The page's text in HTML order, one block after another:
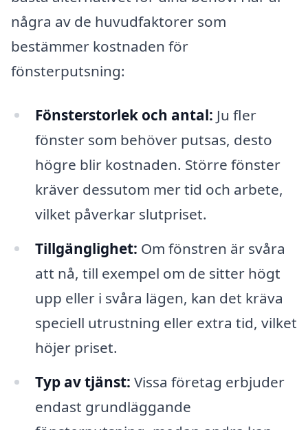
några av de huvudfaktorer som
bestämmer kostnaden för
fönsterputsning:
Fönsterstorlek och antal: Ju fler
fönster som behöver putsas, desto
högre blir kostnaden. Större fönster
kräver dessutom mer tid och arbete,
vilket påverkar slutpriset.
Tillgänglighet: Om fönstren är svåra
att nå, till exempel om de sitter högt
upp eller i svåra lägen, kan det kräva
speciell utrustning eller extra tid, vilket
höjer priset.
Typ av tjänst: Vissa företag erbjuder
endast grundläggande